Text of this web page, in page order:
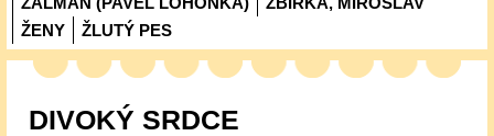
ŽENY
ŽLUTÝ PES
DIVOKÝ SRDCE